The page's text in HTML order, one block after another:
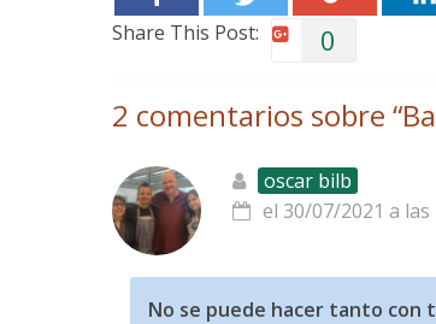
Share This Post: 0
2 comentarios sobre “
oscar bilb
el 30/07/2021 a las
No se puede hacer tanto con